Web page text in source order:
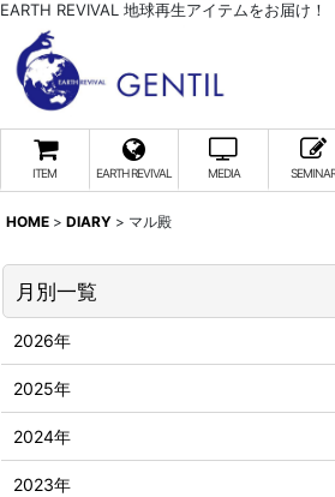
EARTH REVIVAL 地球再生アイテムをお届け！
ITEM EARTH REVIVAL MEDIA SEMINAR
HOME > DIARY > マル殿
月別一覧
2026年
2025年
2024年
2023年